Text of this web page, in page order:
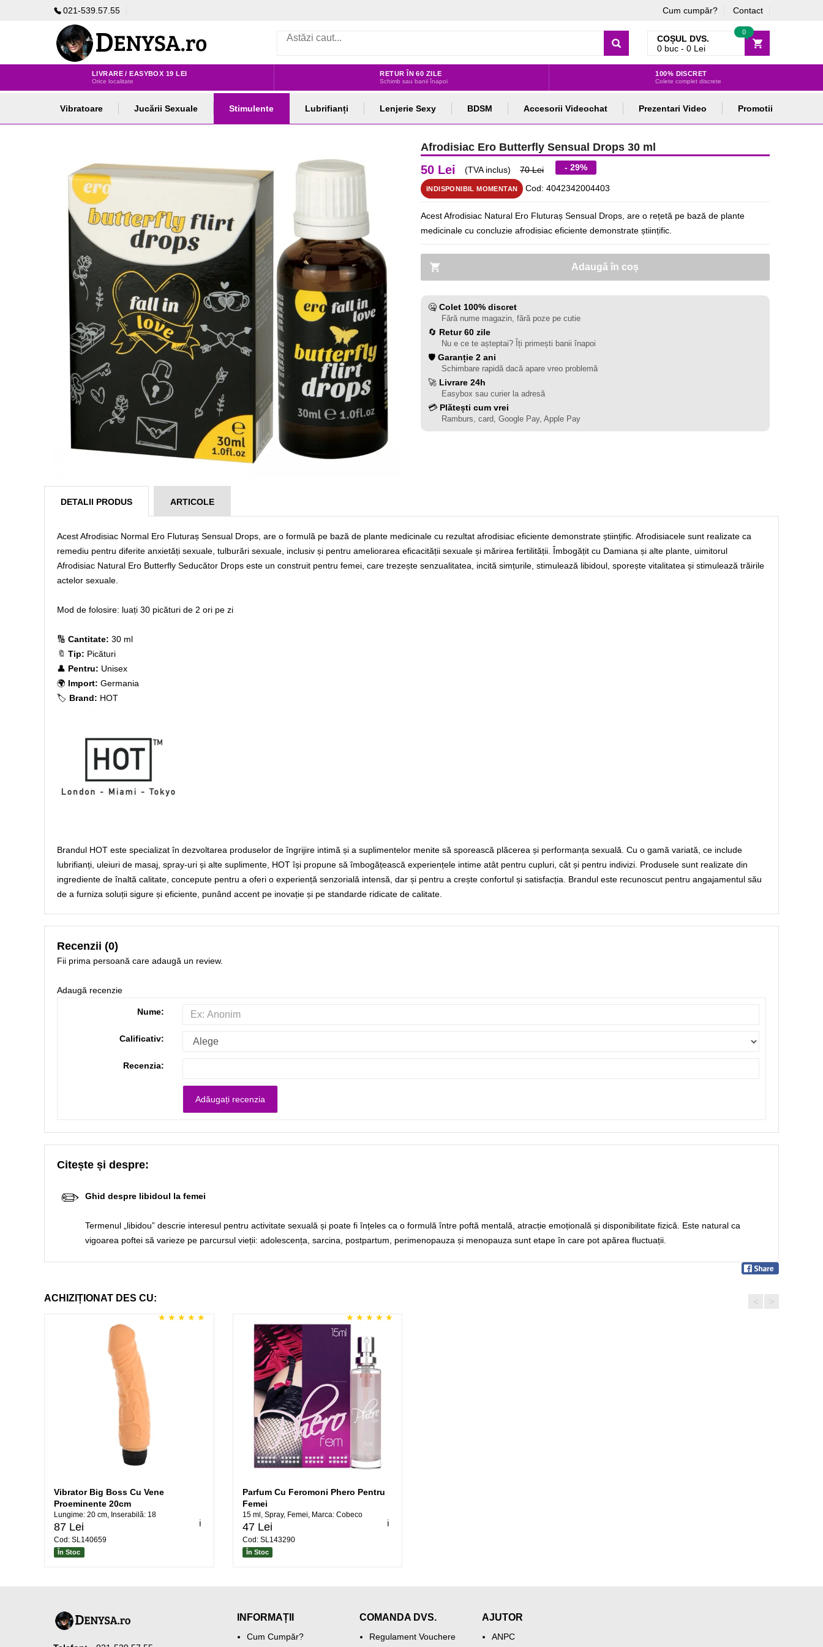
021-539.57.55 Cum cumpăr? Contact
COȘUL DVS.
0 buc - 0 Lei
0
LIVRARE / EASYBOX 19 LEI
Orice localitate
RETUR ÎN 60 ZILE
Schimb sau banii înapoi
100% DISCRET
Colete complet discrete
Vibratoare Jucării Sexuale Stimulente Lubrifianți Lenjerie Sexy BDSM Accesorii Videochat Prezentari Video Promotii
Afrodisiac Ero Butterfly Sensual Drops 30 ml
50 Lei (TVA inclus) 70 Lei - 29%
INDISPONIBIL MOMENTAN Cod: 4042342004403
Acest Afrodisiac Natural Ero Fluturaș Sensual Drops, are o rețetă pe bază de plante
medicinale cu concluzie afrodisiac eficiente demonstrate științific.
Adaugă în coș
🤐 Colet 100% discret
Fără nume magazin, fără poze pe cutie
🔄 Retur 60 zile
Nu e ce te așteptai? Îți primești banii înapoi
🛡️ Garanție 2 ani
Schimbare rapidă dacă apare vreo problemă
🚀 Livrare 24h
Easybox sau curier la adresă
💳 Plătești cum vrei
Ramburs, card, Google Pay, Apple Pay
DETALII PRODUS ARTICOLE
Acest Afrodisiac Normal Ero Fluturaș Sensual Drops, are o formulă pe bază de plante medicinale cu rezultat afrodisiac eficiente demonstrate științific. Afrodisiacele sunt realizate ca
remediu pentru diferite anxietăți sexuale, tulburări sexuale, inclusiv și pentru ameliorarea eficacității sexuale și mărirea fertilității. Îmbogățit cu Damiana și alte plante, uimitorul
Afrodisiac Natural Ero Butterfly Seducător Drops este un construit pentru femei, care trezește senzualitatea, incită simțurile, stimulează libidoul, sporește vitalitatea și stimulează trăirile
actelor sexuale.
Mod de folosire: luați 30 picături de 2 ori pe zi
🔢 Cantitate: 30 ml
🔖 Tip: Picături
👤 Pentru: Unisex
🌍 Import: Germania
🏷️ Brand: HOT
Brandul HOT este specializat în dezvoltarea produselor de îngrijire intimă și a suplimentelor menite să sporească plăcerea și performanța sexuală. Cu o gamă variată, ce include
lubrifianți, uleiuri de masaj, spray-uri și alte suplimente, HOT își propune să îmbogățească experiențele intime atât pentru cupluri, cât și pentru indivizi. Produsele sunt realizate din
ingrediente de înaltă calitate, concepute pentru a oferi o experiență senzorială intensă, dar și pentru a crește confortul și satisfacția. Brandul este recunoscut pentru angajamentul său
de a furniza soluții sigure și eficiente, punând accent pe inovație și pe standarde ridicate de calitate.
Recenzii (0)
Fii prima persoană care adaugă un review.
Adaugă recenzie
Nume:
Calificativ:
Recenzia:
Citește și despre:
✏️ Ghid despre libidoul la femei
Termenul „libidou” descrie interesul pentru activitate sexuală și poate fi înțeles ca o formulă între poftă mentală, atracție emoțională și disponibilitate fizică. Este natural ca
vigoarea poftei să varieze pe parcursul vieții: adolescența, sarcina, postpartum, perimenopauza și menopauza sunt etape în care pot apărea fluctuații.
ACHIZIȚIONAT DES CU:
ℹ️
Vibrator Big Boss Cu Vene
Proeminente 20cm
Lungime: 20 cm, Inserabilă: 18
87 Lei
Cod: SL140659
În Stoc
ℹ️
Parfum Cu Feromoni Phero Pentru
Femei
15 ml, Spray, Femei, Marca: Cobeco
47 Lei
Cod: SL143290
În Stoc
< >
INFORMAȚII
Cum Cumpăr?
COMANDA DVS.
Regulament Vouchere
AJUTOR
ANPC